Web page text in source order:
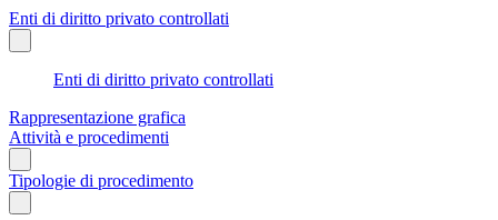
Enti di diritto privato controllati
Enti di diritto privato controllati
Rappresentazione grafica
Attività e procedimenti
Tipologie di procedimento